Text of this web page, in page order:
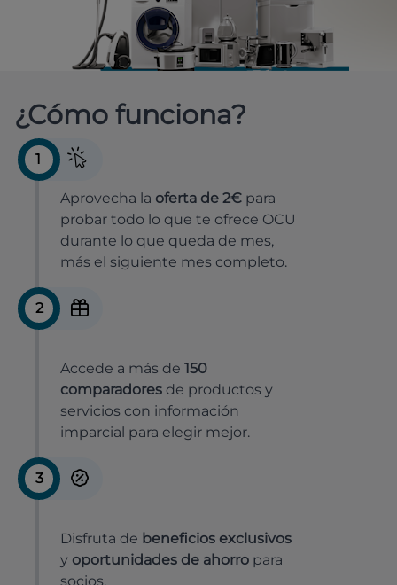
¿Cómo funciona?
1
Aprovecha la oferta de 2€ para
probar todo lo que te ofrece OCU
durante lo que queda de mes,
más el siguiente mes completo.
2
Accede a más de 150
comparadores de productos y
servicios con información
imparcial para elegir mejor.
3
Disfruta de beneficios exclusivos
y oportunidades de ahorro para
socios.